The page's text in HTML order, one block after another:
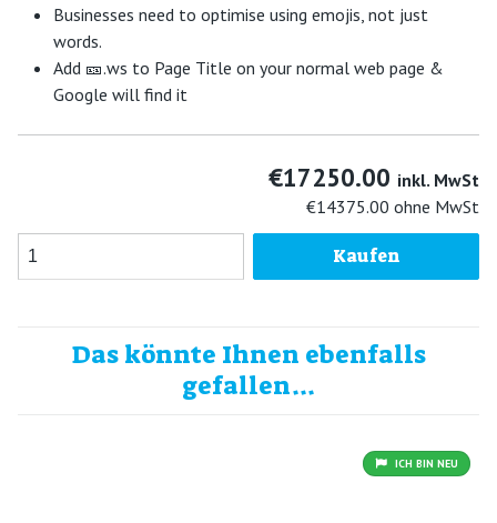
Businesses need to optimise using emojis, not just
words.
Add 🎫.ws to Page Title on your normal web page &
Google will find it
€17250.00 inkl. MwSt
€14375.00 ohne MwSt
Kaufen
Das könnte Ihnen ebenfalls
gefallen...
ICH BIN NEU